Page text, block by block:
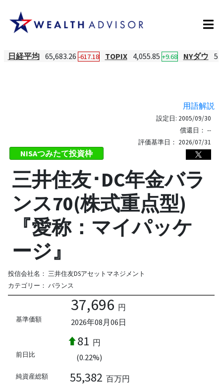
日経平均 65,683.26 -617.18 TOPIX 4,055.85 +9.68 NYダウ
用語解説
NISAつみたて投資枠
設定日: 2005/09/30
償還日： --
評価基準日： 2026/07/31
三井住友･DC年金バラ
ンス70(株式重点型)
『愛称：マイパッケ
ージ』
投信会社名： 三井住友DSアセットマネジメント
カテゴリー： バランス
基準価額
37,696 円
2026年08月06日
前日比
81 円
(0.22%)
純資産総額 55,382 百万円